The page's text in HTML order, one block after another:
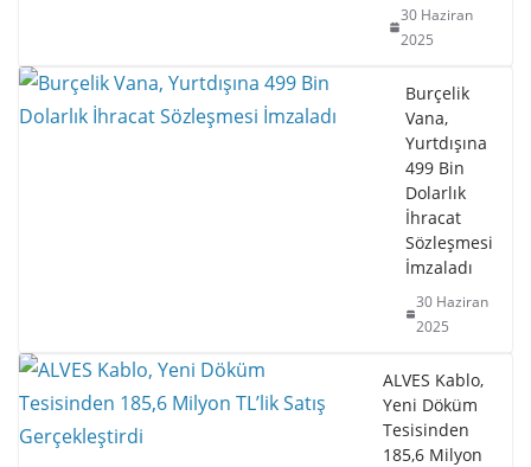
30 Haziran
2025
Burçelik
Vana,
Yurtdışına
499 Bin
Dolarlık
İhracat
Sözleşmesi
İmzaladı
30 Haziran
2025
ALVES Kablo,
Yeni Döküm
Tesisinden
185,6 Milyon